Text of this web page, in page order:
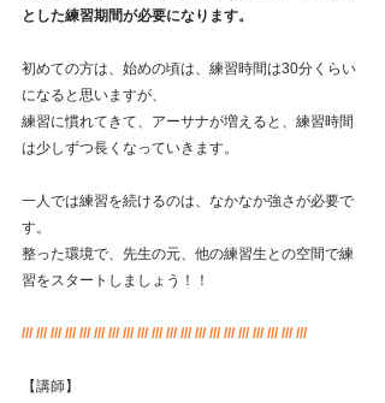
とした練習期間が必要になります。
初めての方は、始めの頃は、練習時間は30分くらい
になると思いますが、
練習に慣れてきて、アーサナが増えると、練習時間
は少しずつ長くなっていきます。
一人では練習を続けるのは、なかなか強さが必要で
す。
整った環境で、先生の元、他の練習生との空間で練
習をスタートしましょう！！
/// /// /// /// /// /// /// /// /// /// /// /// /// /// /// /// /// /// /// ///
【講師】